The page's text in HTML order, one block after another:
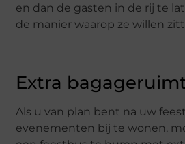
en dan de gasten in de rij te
de manier waarop ze willen
Extra
Als u van plan bent na uw
evenementen bij te wonen,